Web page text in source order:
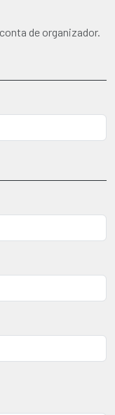
de organizador.